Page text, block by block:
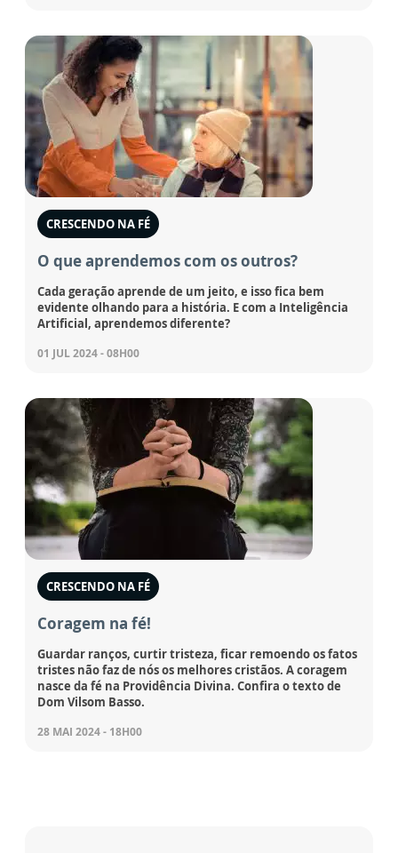
CRESCENDO NA FÉ
O que aprendemos com os outros?
Cada geração aprende de um jeito, e isso fica bem
evidente olhando para a história. E com a Inteligência
Artificial, aprendemos diferente?
01 JUL 2024 - 08H00
CRESCENDO NA FÉ
Coragem na fé!
Guardar ranços, curtir tristeza, ficar remoendo os fatos
tristes não faz de nós os melhores cristãos. A coragem
nasce da fé na Providência Divina. Confira o texto de
Dom Vilsom Basso.
28 MAI 2024 - 18H00